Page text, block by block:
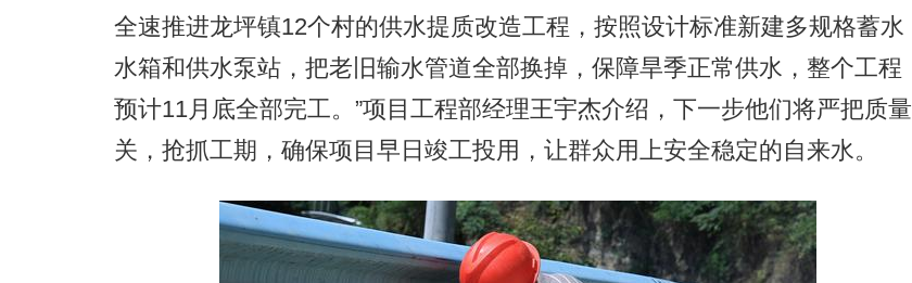
全速推进龙坪镇12个村的供水提质改造工程，按照设计标准新建多规格蓄水
水箱和供水泵站，把老旧输水管道全部换掉，保障旱季正常供水，整个工程
预计11月底全部完工。”项目工程部经理王宇杰介绍，下一步他们将严把质量
关，抢抓工期，确保项目早日竣工投用，让群众用上安全稳定的自来水。